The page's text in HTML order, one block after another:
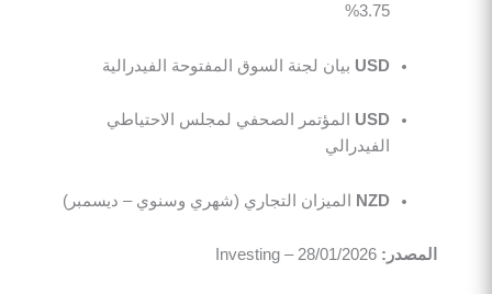
3.75%
USD بيان لجنة السوق المفتوحة الفيدرالية
USD المؤتمر الصحفي لمجلس الاحتياطي
الفيدرالي
NZD الميزان التجاري (شهري وسنوي – ديسمبر)
المصدر: